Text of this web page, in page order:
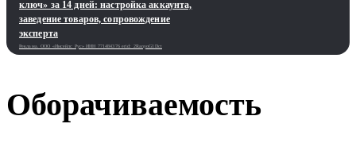
ключ» за 14 дней: настройка аккаунта,
заведение товаров, сопровождение
эксперта
Реклама. ООО «Инсейлс Рус»‎ ИНН 771484376 erid: 2RanyoG1Dct
Оборачиваемость